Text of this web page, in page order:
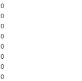
0
0
0
0
0
0
0
0